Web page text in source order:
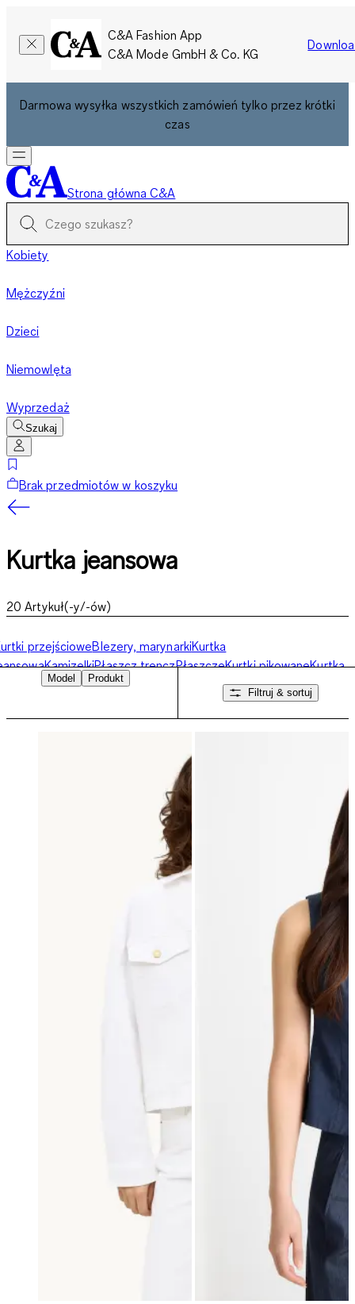
C&A Fashion App
C&A Mode GmbH & Co. KG
Darmowa wysyłka wszystkich zamówień tylko przez krótki
czas
Strona główna C&A
Kobiety
Mężczyźni
Dzieci
Niemowlęta
Wyprzedaż
Szukaj
Brak przedmiotów w koszyku
Kurtka jeansowa
20 Artykuł(-y/-ów)
przejścioweBlezery, marynarkiKurtka
KamizelkiPłaszcz trenczPłaszczeKurtki pikowaneKurtka
Model
Produkt
Filtruj & sortuj